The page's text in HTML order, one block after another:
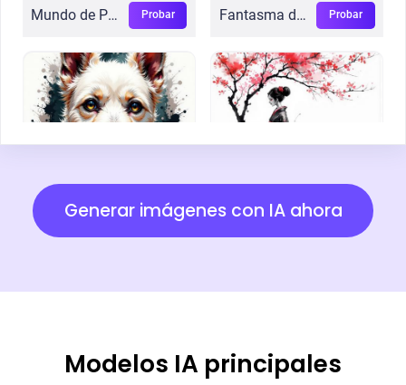
Mundo de Pintura al Óleo Probar Fantasma de Aurora Probar
Generar imágenes con IA ahora
Modelos IA principales